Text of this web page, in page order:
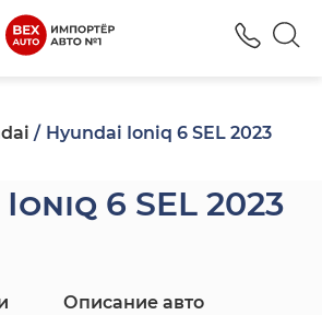
Hyundai Ioniq 6 SEL 2023
6 SEL 2023
Описание авто